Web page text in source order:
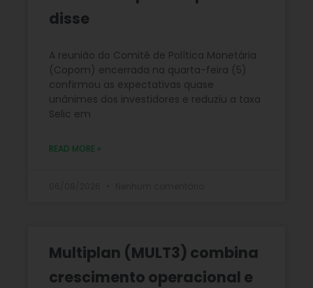
disse
A reunião do Comitê de Política Monetária
(Copom) encerrada na quarta-feira (5)
confirmou as expectativas quase
unânimes dos investidores e reduziu a taxa
Selic em
READ MORE »
Multiplan (MULT3) combina
crescimento operacional e